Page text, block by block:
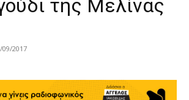
της Μελίνας
09/2017